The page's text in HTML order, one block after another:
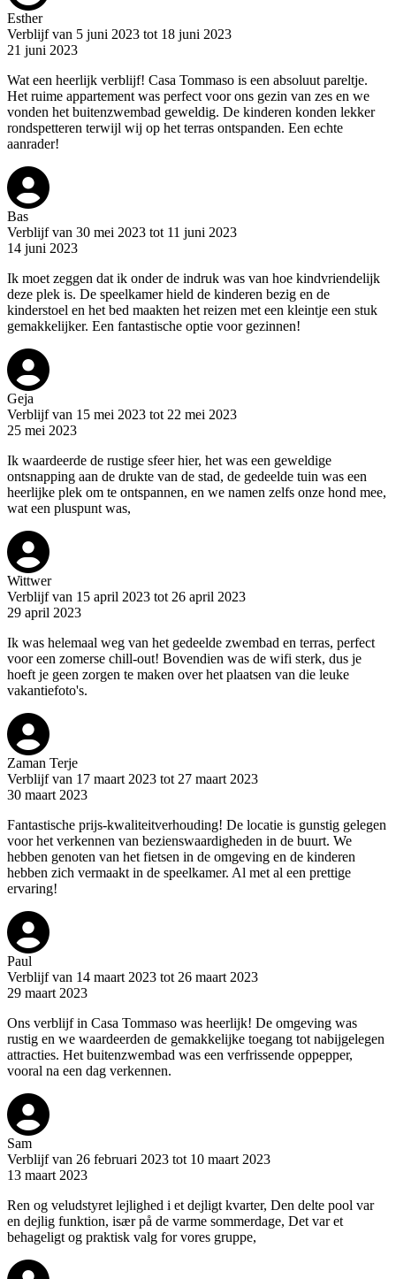
Esther
Verblijf van 5 juni 2023 tot 18 juni 2023
21 juni 2023
Wat een heerlijk verblijf! Casa Tommaso is een absoluut pareltje.
Het ruime appartement was perfect voor ons gezin van zes en we
vonden het buitenzwembad geweldig. De kinderen konden lekker
rondspetteren terwijl wij op het terras ontspanden. Een echte
aanrader!
Bas
Verblijf van 30 mei 2023 tot 11 juni 2023
14 juni 2023
Ik moet zeggen dat ik onder de indruk was van hoe kindvriendelijk
deze plek is. De speelkamer hield de kinderen bezig en de
kinderstoel en het bed maakten het reizen met een kleintje een stuk
gemakkelijker. Een fantastische optie voor gezinnen!
Geja
Verblijf van 15 mei 2023 tot 22 mei 2023
25 mei 2023
Ik waardeerde de rustige sfeer hier, het was een geweldige
ontsnapping aan de drukte van de stad, de gedeelde tuin was een
heerlijke plek om te ontspannen, en we namen zelfs onze hond mee,
wat een pluspunt was,
Wittwer
Verblijf van 15 april 2023 tot 26 april 2023
29 april 2023
Ik was helemaal weg van het gedeelde zwembad en terras, perfect
voor een zomerse chill-out! Bovendien was de wifi sterk, dus je
hoeft je geen zorgen te maken over het plaatsen van die leuke
vakantiefoto's.
Zaman Terje
Verblijf van 17 maart 2023 tot 27 maart 2023
30 maart 2023
Fantastische prijs-kwaliteitverhouding! De locatie is gunstig gelegen
voor het verkennen van bezienswaardigheden in de buurt. We
hebben genoten van het fietsen in de omgeving en de kinderen
hebben zich vermaakt in de speelkamer. Al met al een prettige
ervaring!
Paul
Verblijf van 14 maart 2023 tot 26 maart 2023
29 maart 2023
Ons verblijf in Casa Tommaso was heerlijk! De omgeving was
rustig en we waardeerden de gemakkelijke toegang tot nabijgelegen
attracties. Het buitenzwembad was een verfrissende oppepper,
vooral na een dag verkennen.
Sam
Verblijf van 26 februari 2023 tot 10 maart 2023
13 maart 2023
Ren og veludstyret lejlighed i et dejligt kvarter, Den delte pool var
en dejlig funktion, især på de varme sommerdage, Det var et
behageligt og praktisk valg for vores gruppe,